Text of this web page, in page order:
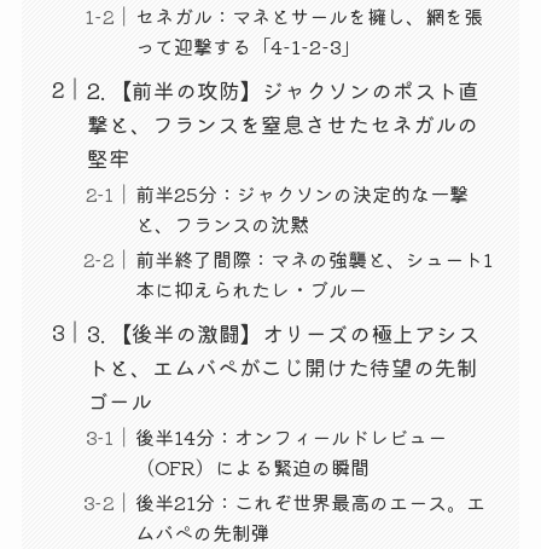
セネガル：マネとサールを擁し、網を張
って迎撃する「4-1-2-3」
2. 【前半の攻防】ジャクソンのポスト直
撃と、フランスを窒息させたセネガルの
堅牢
前半25分：ジャクソンの決定的な一撃
と、フランスの沈黙
前半終了間際：マネの強襲と、シュート1
本に抑えられたレ・ブルー
3. 【後半の激闘】オリーズの極上アシス
トと、エムバペがこじ開けた待望の先制
ゴール
後半14分：オンフィールドレビュー
（OFR）による緊迫の瞬間
後半21分：これぞ世界最高のエース。エ
ムバペの先制弾